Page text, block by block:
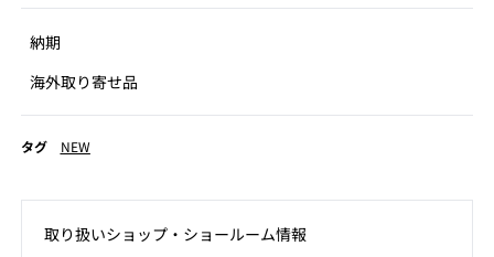
納期
海外取り寄せ品
タグ NEW
取り扱いショップ‧ショールーム情報